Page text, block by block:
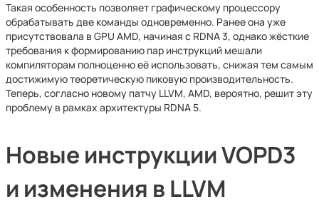
Такая особенность позволяет графическому процессору
обрабатывать две команды одновременно. Ранее она уже
присутствовала в GPU AMD, начиная с RDNA 3, однако жёсткие
требования к формированию пар инструкций мешали
компиляторам полноценно её использовать, снижая тем самым
достижимую теоретическую пиковую производительность.
Теперь, согласно новому патчу LLVM, AMD, вероятно, решит эту
проблему в рамках архитектуры RDNA 5.
Новые инструкции VOPD3
и изменения в LLVM